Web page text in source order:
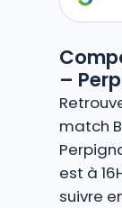
–
match
est à
suivre